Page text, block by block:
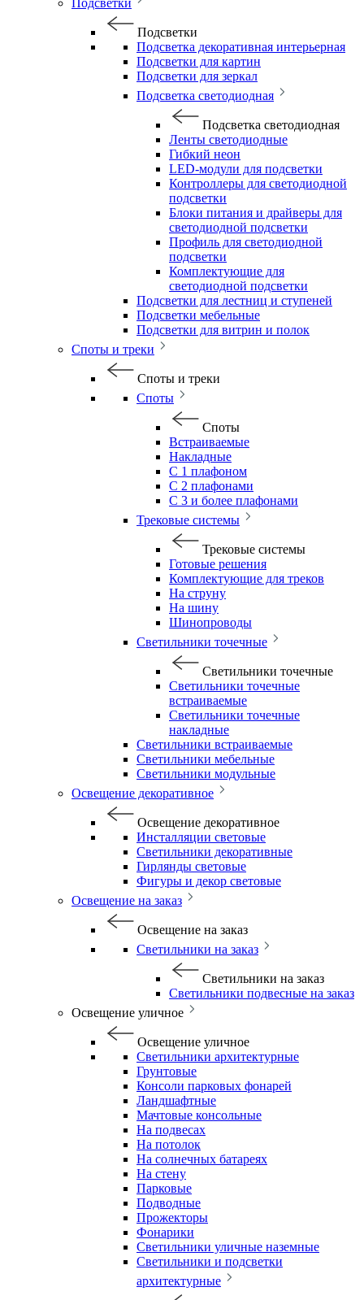
Подсветки
Подсветки
Подсветка декоративная интерьерная
Подсветки для картин
Подсветки для зеркал
Подсветка светодиодная
Подсветка светодиодная
Ленты светодиодные
Гибкий неон
LED-модули для подсветки
Контроллеры для светодиодной
подсветки
Блоки питания и драйверы для
светодиодной подсветки
Профиль для светодиодной
подсветки
Комплектующие для
светодиодной подсветки
Подсветки для лестниц и ступеней
Подсветки мебельные
Подсветки для витрин и полок
Споты и треки
Споты и треки
Споты
Споты
Встраиваемые
Накладные
С 1 плафоном
С 2 плафонами
С 3 и более плафонами
Трековые системы
Трековые системы
Готовые решения
Комплектующие для треков
На струну
На шину
Шинопроводы
Светильники точечные
Светильники точечные
Светильники точечные
встраиваемые
Светильники точечные
накладные
Светильники встраиваемые
Светильники мебельные
Светильники модульные
Освещение декоративное
Освещение декоративное
Инсталляции световые
Светильники декоративные
Гирлянды световые
Фигуры и декор световые
Освещение на заказ
Освещение на заказ
Светильники на заказ
Светильники на заказ
Светильники подвесные на заказ
Освещение уличное
Освещение уличное
Светильники архитектурные
Грунтовые
Консоли парковых фонарей
Ландшафтные
Мачтовые консольные
На подвесах
На потолок
На солнечных батареях
На стену
Парковые
Подводные
Прожекторы
Фонарики
Светильники уличные наземные
Светильники и подсветки
архитектурные